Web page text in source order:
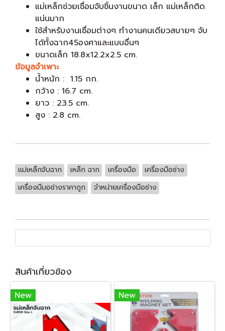
แม่เหล็กช่วยเชื่อมจับชิ้นงานขนาด เล็ก แม่เหล็กติด
แน่นมาก
ใช้สำหรับงานเชื่อมต่างๆ ทำงานคนเดียวสบายๆ จับ
ได้ทั้งฉาก45องศาและแบบอื่นๆ
ขนาดเล็ก 18.8x12.2x2.5 cm.
ข้อมูลจำเพาะ
น้ำหนัก : 1.15 กก.
กว้าง : 16.7 cm.
ยาว : 23.5 cm.
สูง : 2.8 cm.
แม่เหล็กจับฉาก เหล็ก ฉาก เครื่องมือ
เครื่องมือช่าง
เครื่องมืมอช่างราคาถูก
จำหน่ายเครื่องมือช่าง
สินค้าเกี่ยวข้อง
New New